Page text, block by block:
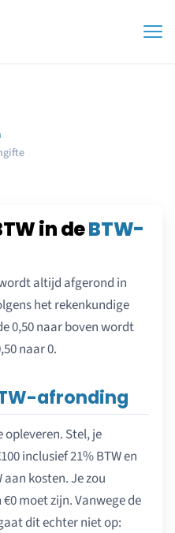
in deBTW-
altijd afgerond in
het rekenkundige
0,50 naar boven wordt
naar 0.
afronding
Stel, je
inclusief 21% BTW en
aan kosten. Je zou
moet zijn. Vanwege de
dit echter niet op: